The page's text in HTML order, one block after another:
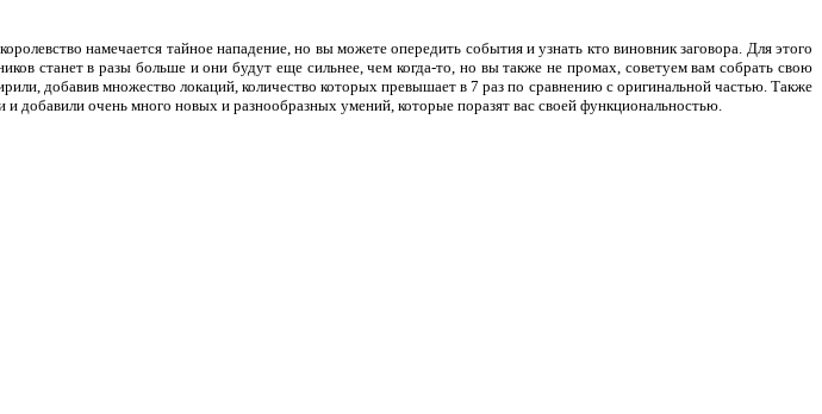
намечается тайное нападение, но вы можете опередить события и узнать кто виновник заговора. Для этого
станет в разы больше и они будут еще сильнее, чем когда-то, но вы также не промах, советуем вам собрать свою
добавив множество локаций, количество которых превышает в 7 раз по сравнению с оригинальной частью. Также
добавили очень много новых и разнообразных умений, которые поразят вас своей функциональностью.